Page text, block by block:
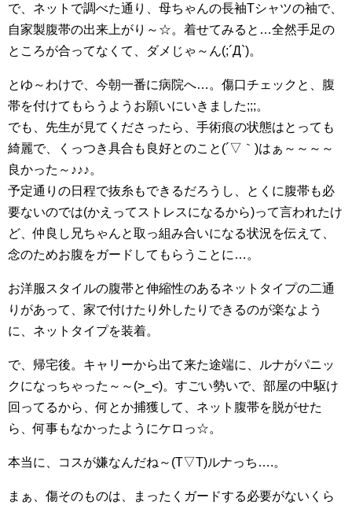
で、ネットで調べた通り、母ちゃんの長袖Tシャツの袖で、
自家製腹帯の出来上がり～☆。着せてみると…全然手足の
ところが合ってなくて、ダメじゃ～ん(;´Д`)。
とゆ～わけで、今朝一番に病院へ…。傷口チェックと、腹
帯を付けてもらうようお願いにいきました;;;。
でも、先生が見てくださったら、手術痕の状態はとっても
綺麗で、くっつき具合も良好とのこと(´▽｀)はぁ～～～～
良かった～♪♪♪。
予定通りの日程で抜糸もできるだろうし、とくに腹帯も必
要ないのでは(かえってストレスになるから)って言われたけ
ど、仲良し兄ちゃんと取っ組み合いになる状況を伝えて、
念のためお腹をガードしてもらうことに…。
お洋服スタイルの腹帯と伸縮性のあるネットタイプの二通
りがあって、家で付けたり外したりできるのが楽なよう
に、ネットタイプを装着。
で、帰宅後。キャリーから出て来た途端に、ルナがパニッ
クになっちゃった～～(>_<)。すごい勢いで、部屋の中駆け
回ってるから、何とか捕獲して、ネット腹帯を脱がせた
ら、何事もなかったようにケロっ☆。
本当に、コスが嫌なんだね～(T▽T)ルナっち….。
まぁ、傷そのものは、まったくガードする必要がないくら